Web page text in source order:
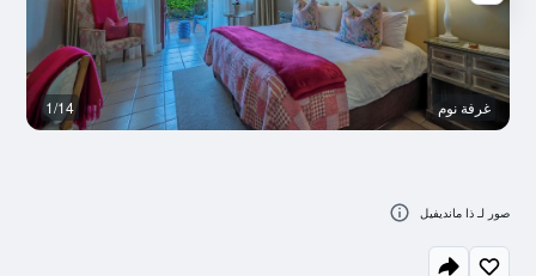
غرفة نوم 1/14
صور لـ ذا مانديفيل